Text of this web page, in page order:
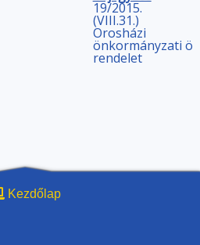
19/2015.
(VIII.31.)
Orosházi
önkormányzati
rendelet
Kezdőlap